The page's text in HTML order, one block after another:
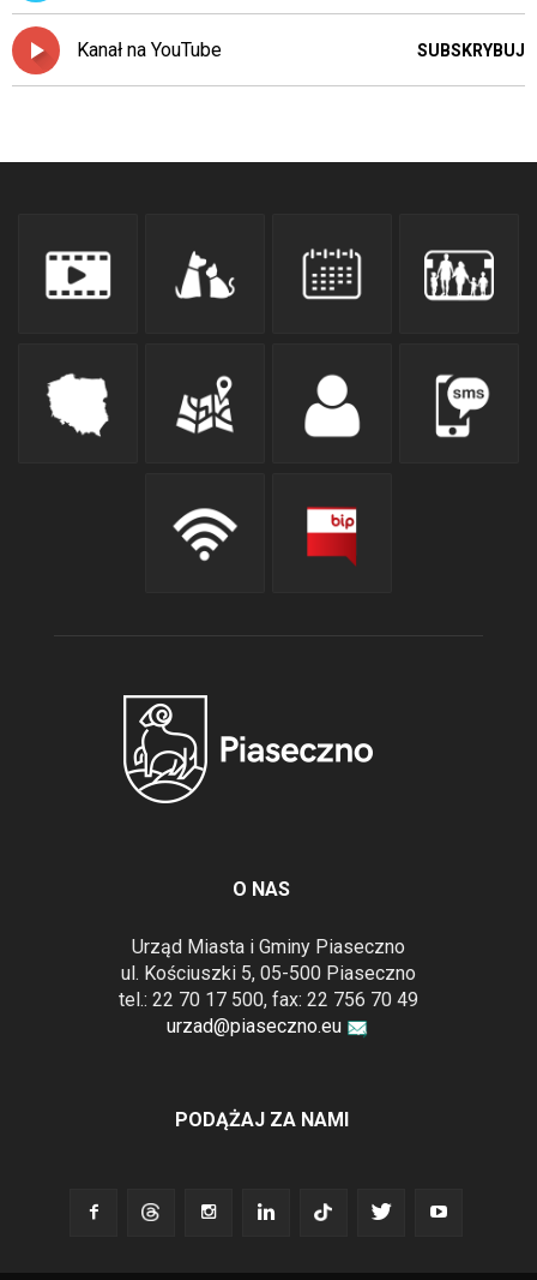
Kanał na YouTube SUBSKRYBUJ
O NAS
Urząd Miasta i Gminy Piaseczno
ul. Kościuszki 5, 05-500 Piaseczno
tel.: 22 70 17 500, fax: 22 756 70 49
urzad@piaseczno.eu
PODĄŻAJ ZA NAMI